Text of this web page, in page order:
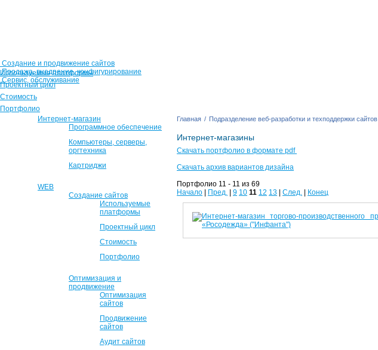
Создание и продвижение сайтов
Продажа, внедрение, конфигурирование
Сервис, обслуживание
Используемые платформы
Проектный цикл
Стоимость
Портфолио
Интернет-магазин
Программное обеспечение
Компьютеры, серверы,
оргтехника
Картриджи
WEB
Создание сайтов
Используемые
платформы
Проектный цикл
Стоимость
Портфолио
Оптимизация и
продвижение
Оптимизация
сайтов
Продвижение
сайтов
Аудит сайтов
Главная / Подразделение веб-разработки и техподдержки сайтов
Интернет-магазины
Скачать портфолио в формате pdf
Скачать архив вариантов дизайна
Портфолио 11 - 11 из 69
Начало
Пред. 9 10 11 12 13 След.
Конец